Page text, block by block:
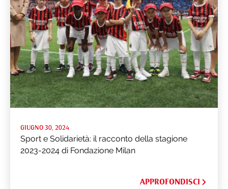
GIUGNO 30, 2024
Sport e Solidarietà: il racconto della stagione
2023-2024 di Fondazione Milan
APPROFONDISCI